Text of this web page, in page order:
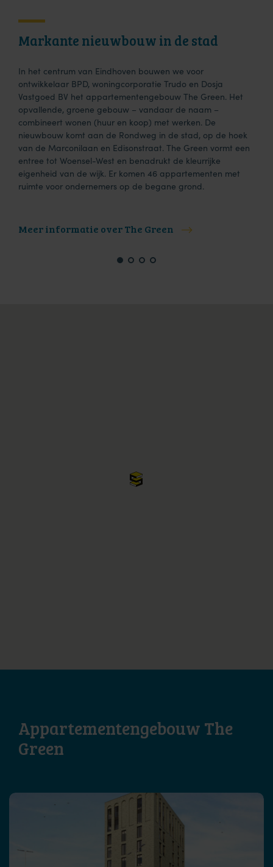
Markante nieuwbouw in de stad
In het centrum van Eindhoven bouwen we voor
ontwikkelaar BPD, woningcorporatie Trudo en Dosja
Vastgoed BV het appartementengebouw The Green. Het
opvallende, groene gebouw – vandaar de naam –
combineert wonen (huur en koop) met werken. De
nieuwbouw komt aan de Rondweg in de stad, op de hoek
van de Marconilaan en Edisonstraat. The Green vormt een
entree tot Woensel-West en benadrukt de kleurrijke
eigenheid van de wijk. Er komen 46 appartementen met
ruimte voor ondernemers op de begane grond.
Meer informatie over The Green
Appartementengebouw The
Green